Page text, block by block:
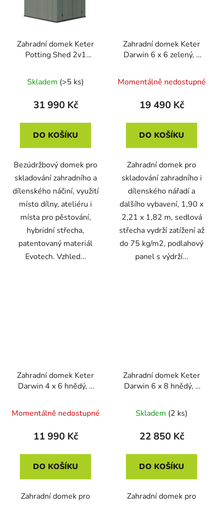
Zahradní domek Keter
Potting Shed 2v1
Skladem (>5 ks)
31 990 Kč
DO KOŠÍKU
Bezúdržbový domek pro
skladování zahradního a
dílenského náčiní, využití
místo dílny, ateliéru i
místa pro pěstování,
hybridní střecha,
patentovaný materiál
Evotech. Vzhled...
Zahradní domek Keter
Darwin 6 x 6 zelený, s
Momentálně nedostupné
19 490 Kč
DO KOŠÍKU
Zahradní domek pro
skladování zahradního i
dílenského nářadí a
dalšího vybavení, 1,90 x
2,21 x 1,82 m, sedlová
střecha vydrží zatížení až
do 75 kg/m2, podlahový
panel s výdrží...
Zahradní domek Keter
Darwin 4 x 6 hnědý, s
Momentálně nedostupné
11 990 Kč
DO KOŠÍKU
Zahradní domek pro
Zahradní domek Keter
Darwin 6 x 8 hnědý, s
Skladem (2 ks)
22 850 Kč
DO KOŠÍKU
Zahradní domek pro